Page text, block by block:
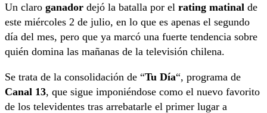
Un claro ganador dejó la batalla por el rating matinal de
este miércoles 2 de julio, en lo que es apenas el segundo
día del mes, pero que ya marcó una fuerte tendencia sobre
quién domina las mañanas de la televisión chilena.
Se trata de la consolidación de “Tu Día“, programa de
Canal 13, que sigue imponiéndose como el nuevo favorito
de los televidentes tras arrebatarle el primer lugar a